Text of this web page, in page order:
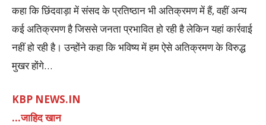
कहा कि छिंदवाड़ा में संसद के प्रतिष्ठान भी अतिक्रमण में हैं, वहीं अन्य
कई अतिक्रमण है जिससे जनता प्रभावित हो रही है लेकिन यहां कार्रवाई
नहीं हो रही है। उन्होंने कहा कि भविष्य में हम ऐसे अतिक्रमण के विरुद्ध
मुखर होंगे…
KBP NEWS.IN
…जाहिद खान